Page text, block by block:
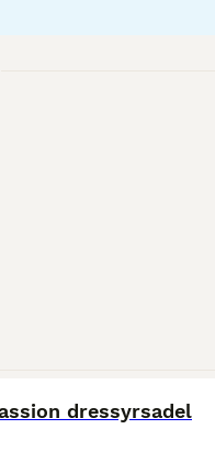
dressyrsadel